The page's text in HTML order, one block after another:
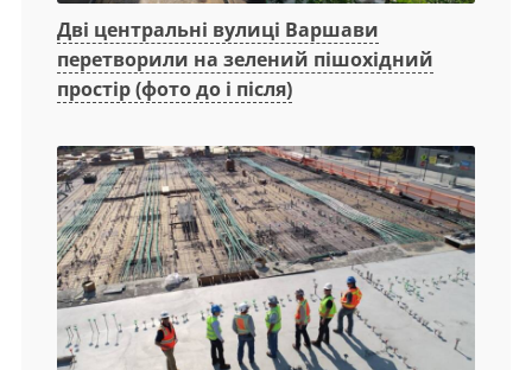
Дві центральні вулиці Варшави
перетворили на зелений пішохідний
простір (фото до і після)